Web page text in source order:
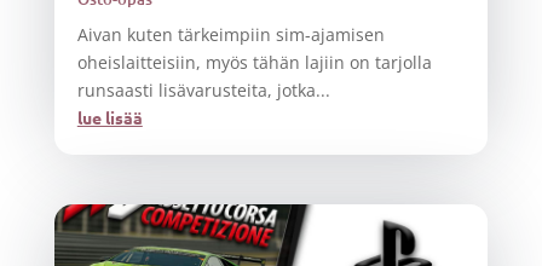
Aivan kuten tärkeimpiin sim-ajamisen
oheislaitteisiin, myös tähän lajiin on tarjolla
runsaasti lisävarusteita, jotka...
lue lisää